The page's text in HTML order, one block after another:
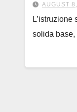
AUGUST
solida